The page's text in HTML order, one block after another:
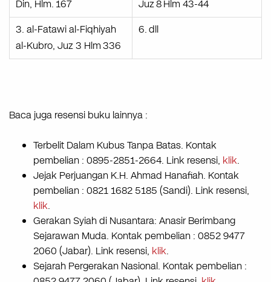
Din, Hlm. 167 Juz8Hlm 43-44
3. al-Fatawi al-Fiqhiyah
al-Kubro, Juz 3 Hlm336
6.dll
Baca juga resensi buku lainnya :
Terbelit Dalam Kubus Tanpa Batas. Kontak
pembelian : 0895-2851-2664. Link resensi, klik.
Jejak Perjuangan K.H. Ahmad Hanafiah. Kontak
pembelian : 0821 1682 5185 (Sandi). Link resensi,
klik.
Gerakan Syiah di Nusantara: Anasir Berimbang
Sejarawan Muda. Kontak pembelian : 0852 9477
2060 (Jabar). Link resensi, klik.
Sejarah Pergerakan Nasional. Kontak pembelian :